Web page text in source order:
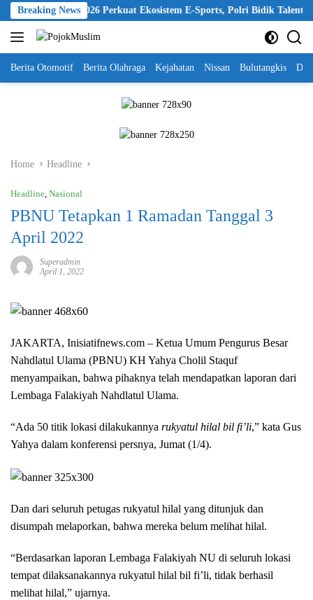
Skip
to
content
Breaking News
Kapolri Cup 2026 Perkuat Ekosistem E-Sports, Polri Bidik Talenta
Berita Otomotif Berita Olahraga Kejahatan Nissan Bulutangkis
Home Headline
Headline Nasional
PBNU Tetapkan 1 Ramadan Tanggal 3
April 2022
Superadmin
April 1, 2022
JAKARTA, Inisiatifnews.com – Ketua Umum Pengurus Besar
Nahdlatul Ulama (PBNU) KH Yahya Cholil Staquf
menyampaikan, bahwa pihaknya telah mendapatkan laporan dari
Lembaga Falakiyah Nahdlatul Ulama.
“Ada 50 titik lokasi dilakukannya rukyatul hilal bil fi’li,” kata Gus
Yahya dalam konferensi persnya, Jumat (1/4).
Dan dari seluruh petugas rukyatul hilal yang ditunjuk dan
disumpah melaporkan, bahwa mereka belum melihat hilal.
“Berdasarkan laporan Lembaga Falakiyah NU di seluruh lokasi
tempat dilaksanakannya rukyatul hilal bil fi’li, tidak berhasil
melihat hilal,” ujarnya.